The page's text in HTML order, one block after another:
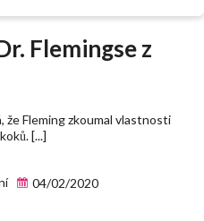
Flemingse z
Fleming zkoumal vlastnosti
[...]
04/02/2020